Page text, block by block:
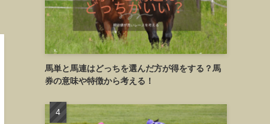
馬単と馬連はどっちを選んだ方が得をする？馬
券の意味や特徴から考える！